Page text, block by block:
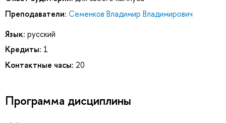
Преподаватели: Семенков Владимир Владимирович
Язык: русский
Кредиты: 1
Контактные часы: 20
Программа дисциплины